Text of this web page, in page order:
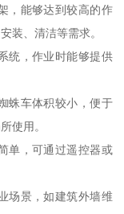
，能够达到较高的作
装、清洁等需求。
统，作业时能够提供
蛛车体积较小，便于
使用。
单，可通过遥控器或
场景，如建筑外墙维